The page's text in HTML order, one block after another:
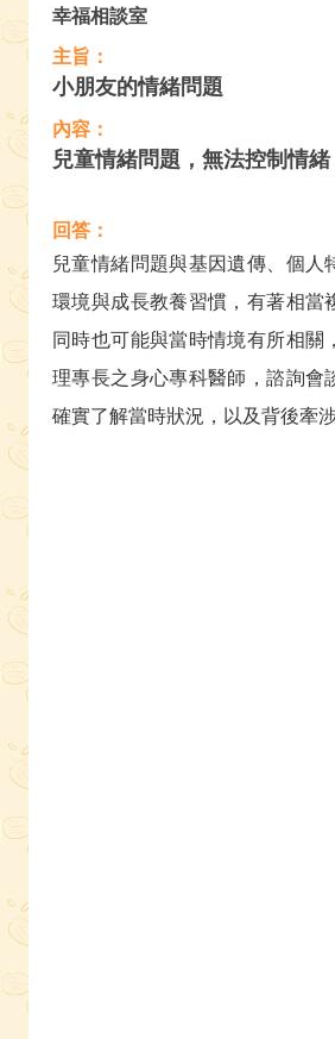
幸福相談室
主旨：
小朋友的情緒問題
內容：
兒童情緒問題，無法控制情
回答：
兒童情緒問題與基因遺傳、個人
環境與成長教養習慣，有著相當
同時也可能與當時情境有所相關
理專長之身心專科醫師，諮詢會
確實了解當時狀況，以及背後牽涉